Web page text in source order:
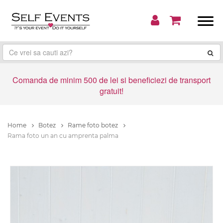
Comanda de minim 500 de lei si beneficiezi de transport
gratuit!
Home Botez
Rame foto botez
Rama foto un an cu amprenta palma